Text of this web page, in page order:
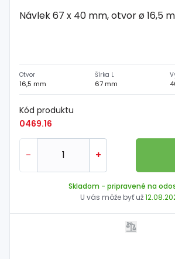
Návlek 67 x 40 mm, otvor ø 16,5
Otvor
16,5 mm
Šírka L
67 mm
Kód produktu
0469.16
- +
Skladom - pripravené na
U vás môže byť už